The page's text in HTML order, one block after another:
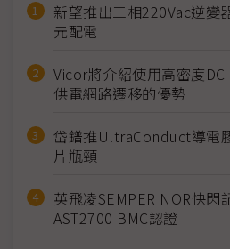
新望推出三相220Vac逆變
元配電
Vicor將介紹使用高密度
供電網路遷移的優勢
岱鐠推UltraConduct導電
片瓶頸
英飛凌SEMPER NOR快閃
AST2700 BMC認證